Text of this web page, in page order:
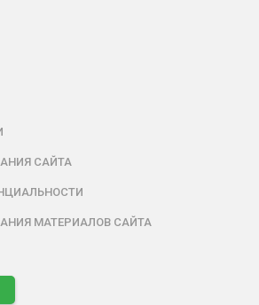
САЙТА
МАТЕРИАЛОВ САЙТА